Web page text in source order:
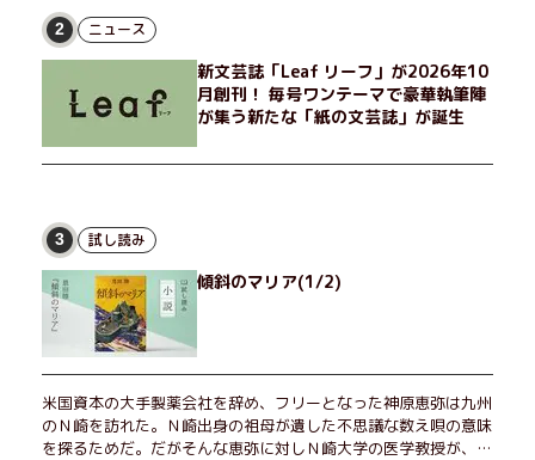
げたり、部屋でふたりだけの「台湾映画祭」を催したり。50代
独身、幼なじみの変わらぬ友情とささやかな幸せの日々を描く。
2 ニュース
新文芸誌「Leaf リーフ」が2026年10
月創刊！ 毎号ワンテーマで豪華執筆陣
が集う新たな「紙の文芸誌」が誕生
3 試し読み
傾斜のマリア(1/2)
米国資本の大手製薬会社を辞め、フリーとなった神原恵弥は九州
のＮ崎を訪れた。Ｎ崎出身の祖母が遺した不思議な数え唄の意味
を探るためだ。だがそんな恵弥に対しＮ崎大学の医学教授が、米